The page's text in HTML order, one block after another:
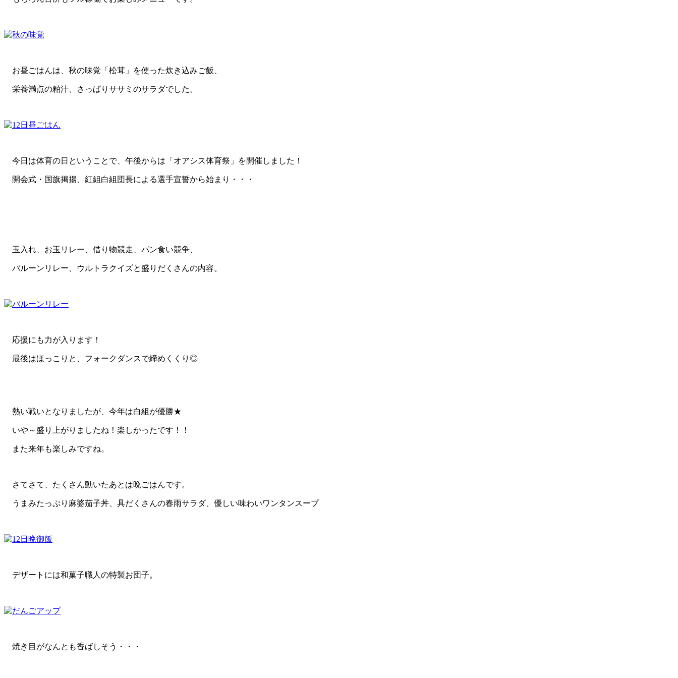
お昼ごはんは、秋の味覚「松茸」を使った炊き込みご飯、
栄養満点の粕汁、さっぱりササミのサラダでした。
今日は体育の日ということで、午後からは「オアシス体育祭」を開催しました！
開会式・国旗掲揚、紅組白組団長による選手宣誓から始まり・・・
玉入れ、お玉リレー、借り物競走、パン食い競争、
バルーンリレー、ウルトラクイズと盛りだくさんの内容。
応援にも力が入ります！
最後はほっこりと、フォークダンスで締めくくり◎
熱い戦いとなりましたが、今年は白組が優勝★
いや～盛り上がりましたね！楽しかったです！！
また来年も楽しみですね。
さてさて、たくさん動いたあとは晩ごはんです。
うまみたっぷり麻婆茄子丼、具だくさんの春雨サラダ、優しい味わいワンタンスープ
デザートには和菓子職人の特製お団子。
焼き目がなんとも香ばしそう・・・